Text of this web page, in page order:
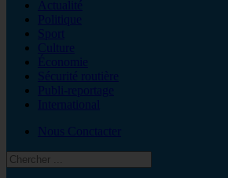
Actualité
Politique
Sport
Culture
Économie
Sécurité routière
Publi-reportage
International
Nous Conctacter